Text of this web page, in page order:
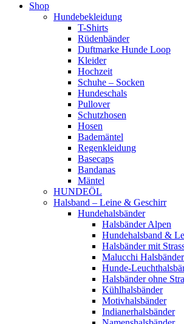
Shop
Hundebekleidung
T-Shirts
Rüdenbänder
Duftmarke Hunde Loop
Kleider
Hochzeit
Schuhe – Socken
Hundeschals
Pullover
Schutzhosen
Hosen
Bademäntel
Regenkleidung
Basecaps
Bandanas
Mäntel
HUNDEÖL
Halsband – Leine & Geschirr
Hundehalsbänder
Halsbänder Alpen
Hundehalsband &
Halsbänder mit
Malucchi Halsbänder
Hunde-
Halsbänder ohne
Kühlhalsbänder
Motivhalsbänder
Indianerhalsbänder